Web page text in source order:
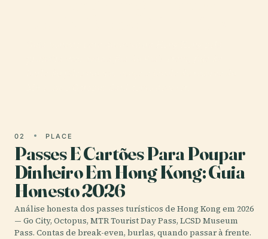
02 PLACE
Passes E Cartões Para Poupar
Dinheiro Em Hong Kong: Guia
Honesto 2026
Análise honesta dos passes turísticos de Hong Kong em 2026
— Go City, Octopus, MTR Tourist Day Pass, LCSD Museum
Pass. Contas de break-even, burlas, quando passar à frente.